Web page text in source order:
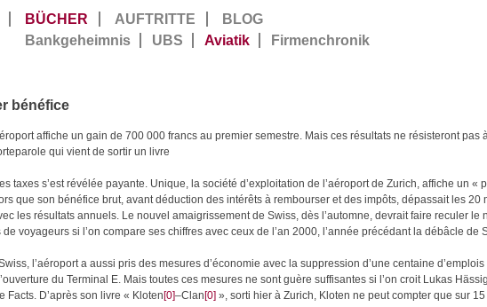
BÜCHER AUFTRITTE
BLOG
Bankgeheimnis
UBS Aviatik Firmenchronik
bénéfice
affiche un gain de 700 000 francs au premier semestre. Mais ces résultats ne résisteront pas
qui vient de sortir un livre
taxes s’est révélée payante. Unique, la société d’exploitation de l’aéroport de Zurich, affiche un
que son bénéfice brut, avant déduction des intérêts à rembourser et des impôts, dépassait les
les résultats annuels. Le nouvel amaigrissement de Swiss, dès l’automne, devrait faire reculer
voyageurs si l’on compare ses chiffres avec ceux de l’an 2000, l’année précédant la débâcle de
l’aéroport a aussi pris des mesures d’économie avec la suppression d’une centaine
du Terminal E. Mais toutes ces mesures ne sont guère suffisantes si l’on croit Lukas
Facts. D’après son livre « Kloten[0]–Clan[0] », sorti hier à Zurich, Kloten ne peut compter que sur